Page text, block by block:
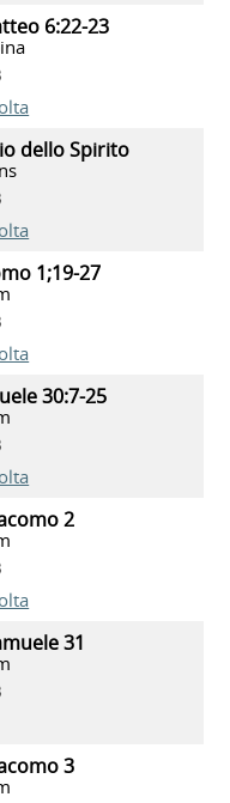
6:22-23
dello Spirito
1;19-27
30:7-25
2
31
3